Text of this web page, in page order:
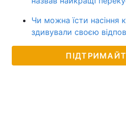
Чи можна їсти насіння
здивували своєю